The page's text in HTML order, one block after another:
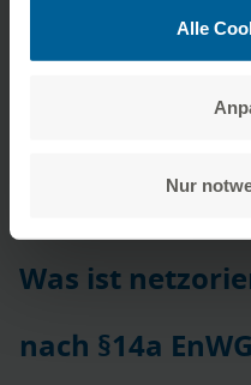
Zusätzlich können Sie
Impressum aufrufen:zum
Alle
Nur
Was ist
nach §14a